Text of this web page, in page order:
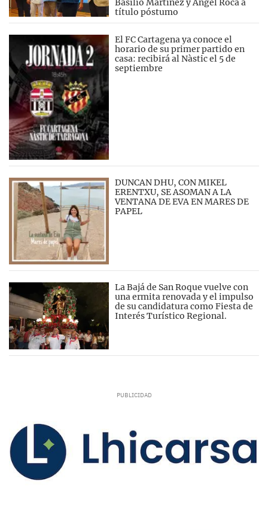
Basilio Martínez y Ángel Roca a
título póstumo
El FC Cartagena ya conoce el
horario de su primer partido en
casa: recibirá al Nàstic el 5 de
septiembre
DUNCAN DHU, CON MIKEL
ERENTXU, SE ASOMAN A LA
VENTANA DE EVA EN MARES DE
PAPEL
La Bajá de San Roque vuelve con
una ermita renovada y el impulso
de su candidatura como Fiesta de
Interés Turístico Regional.